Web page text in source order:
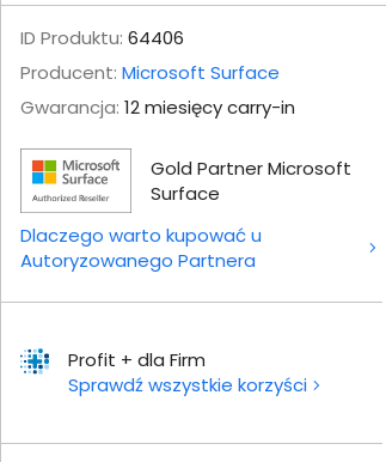
ID Produktu: 64406
Producent: Microsoft Surface
Gwarancja: 12 miesięcy carry-in
Gold Partner Microsoft
Surface
Dlaczego warto kupować u
Autoryzowanego Partnera
Profit + dla Firm
Sprawdź wszystkie korzyści